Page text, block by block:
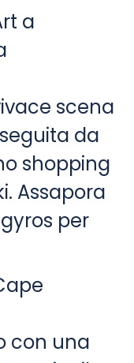
a
scena
da
shopping
Assapora
per
con una